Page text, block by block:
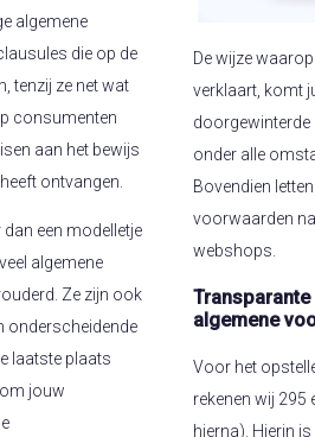
algemene
die op de
tenzij ze net wat
consumenten
aan het bewijs
ontvangen.
een modelletje
algemene
Ze zijn ook
onderscheidende
laatste plaats
jouw
De wijze
verklaart, komt
doorgewinterde
onder alle
Bovendien
voorwaarden
webshops.
algemene
Voor het
rekenen wij 295
hierna). Hierin is